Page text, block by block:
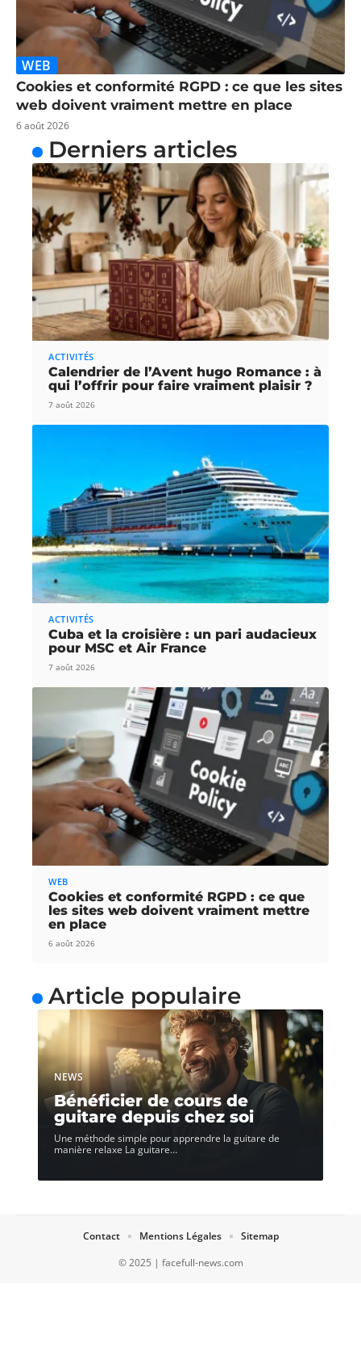
WEB
Cookies et conformité RGPD : ce que les sites
web doivent vraiment mettre en place
6 août 2026
Derniers articles
ACTIVITÉS
Calendrier de l’Avent hugo Romance : à
qui l’offrir pour faire vraiment plaisir ?
7 août 2026
ACTIVITÉS
Cuba et la croisière : un pari audacieux
pour MSC et Air France
7 août 2026
WEB
Cookies et conformité RGPD : ce que
les sites web doivent vraiment mettre
en place
6 août 2026
Article populaire
NEWS
Bénéficier de cours de
guitare depuis chez soi
Une méthode simple pour apprendre la guitare de
manière relaxe La guitare…
© 2025 | facefull-news.com
Contact Mentions Légales Sitemap